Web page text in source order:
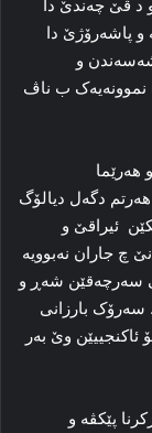
د ڤێ چەندێ دا
و پاشەرۆژێ دا
و
نموونەیەک ب ناڤ
هەرێما
دگەل دیالۆگ
ئیراقێ و
چ جاران نەبوویە
سەرچەقێن شەڕ و
سەرۆک بارزانی
ئاکنجییێن وێ بەر
پێکڤە و